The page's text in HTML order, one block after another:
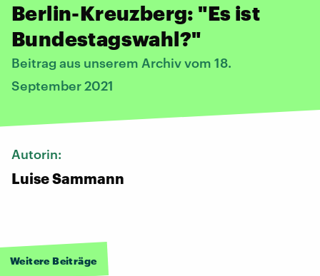
Berlin-Kreuzberg: "Es ist
Bundestagswahl?"
Beitrag aus unserem Archiv vom 18.
September 2021
Autorin:
Luise Sammann
Weitere Beiträge